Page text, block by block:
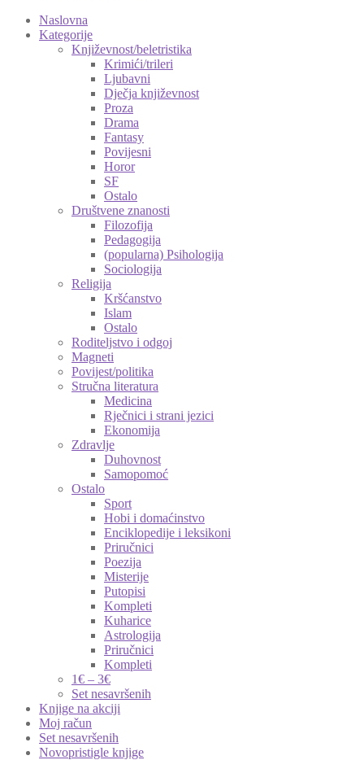
Naslovna
Kategorije
Književnost/beletristika
Krimići/trileri
Ljubavni
Dječja književnost
Proza
Drama
Fantasy
Povijesni
Horor
SF
Ostalo
Društvene znanosti
Filozofija
Pedagogija
(popularna) Psihologija
Sociologija
Religija
Kršćanstvo
Islam
Ostalo
Roditeljstvo i odgoj
Magneti
Povijest/politika
Stručna literatura
Medicina
Rječnici i strani jezici
Ekonomija
Zdravlje
Duhovnost
Samopomoć
Ostalo
Sport
Hobi i domaćinstvo
Enciklopedije i leksikoni
Priručnici
Poezija
Misterije
Putopisi
Kompleti
Kuharice
Astrologija
Priručnici
Kompleti
1€ – 3€
Set nesavršenih
Knjige na akciji
Moj račun
Set nesavršenih
Novopristigle knjige